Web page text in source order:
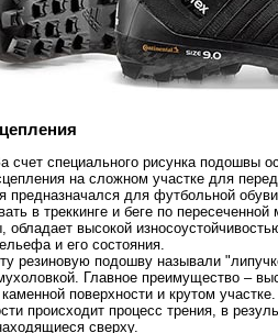
счет специального рисунка подошвы
на сложном участке для
предназначался для футбольной
в треккинге и беге по
обладает высокой
и его состояния.
резиновую подошву называли
Главное преимущество –
поверхности и крутом
происходит процесс трения, в
сверху.